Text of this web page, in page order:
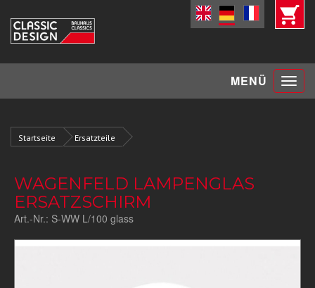
MENÜ Toggle
Startseite Ersatzteile
WAGENFELD LAMPENGLAS
ERSATZSCHIRM
Art.-Nr.: S-WW L/100 glass